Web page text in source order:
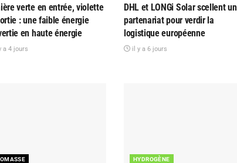
verte en entrée, violette
: une faible énergie
en haute énergie
a 4 jours
DHL et LONGi Solar scellent un
partenariat pour verdir la
logistique européenne
il y a 6 jours
HYDROGÈNE